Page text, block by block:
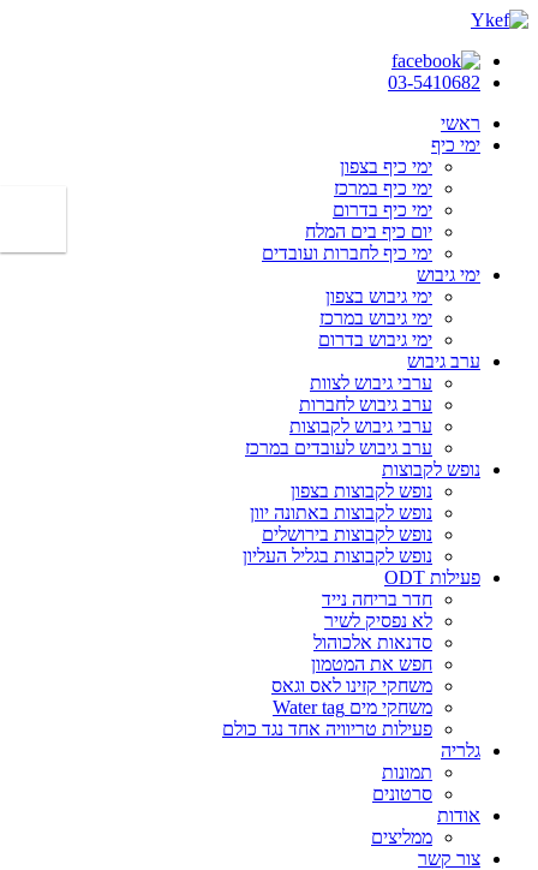
03-5410682
ראשי
ימי כיף
ימי כיף בצפון
ימי כיף במרכז
ימי כיף בדרום
יום כיף בים המלח
ימי כיף לחברות ועובדים
ימי גיבוש
ימי גיבוש בצפון
ימי גיבוש במרכז
ימי גיבוש בדרום
ערב גיבוש
ערבי גיבוש לצוות
ערב גיבוש לחברות
ערבי גיבוש לקבוצות
ערב גיבוש לעובדים במרכז
נופש לקבוצות
נופש לקבוצות בצפון
נופש לקבוצות באתונה יוון
נופש לקבוצות בירושלים
נופש לקבוצות בגליל העליון
פעילות ODT
חדר בריחה נייד
לא נפסיק לשיר
סדנאות אלכוהול
חפש את המטמון
משחקי קזינו לאס וגאס
משחקי מים Water tag
פעילות טריוויה אחד נגד כולם
גלריה
תמונות
סרטונים
אודות
ממליצים
צור קשר